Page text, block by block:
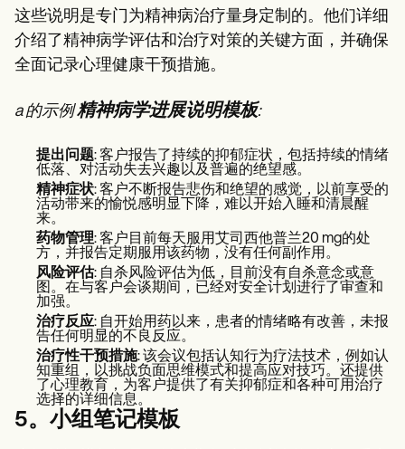
这些说明是专门为精神病治疗量身定制的。他们详细
介绍了精神病学评估和治疗对策的关键方面，并确保
全面记录心理健康干预措施。
a 的示例精神病学进展说明模板:
提出问题: 客户报告了持续的抑郁症状，包括持续的情绪
低落、对活动失去兴趣以及普遍的绝望感。
精神症状: 客户不断报告悲伤和绝望的感觉，以前享受的
活动带来的愉悦感明显下降，难以开始入睡和清晨醒
来。
药物管理: 客户目前每天服用艾司西他普兰20 mg的处
方，并报告定期服用该药物，没有任何副作用。
风险评估: 自杀风险评估为低，目前没有自杀意念或意
图。在与客户会谈期间，已经对安全计划进行了审查和
加强。
治疗反应: 自开始用药以来，患者的情绪略有改善，未报
告任何明显的不良反应。
治疗性干预措施: 该会议包括认知行为疗法技术，例如认
知重组，以挑战负面思维模式和提高应对技巧。还提供
了心理教育，为客户提供了有关抑郁症和各种可用治疗
选择的详细信息。
5。小组笔记模板